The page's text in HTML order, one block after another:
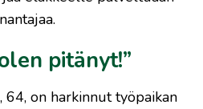
pitänyt!”
64, on harkinnut työpaikan